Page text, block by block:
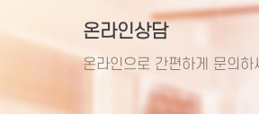
온라인상담
온라인으로 간편하게 문의하